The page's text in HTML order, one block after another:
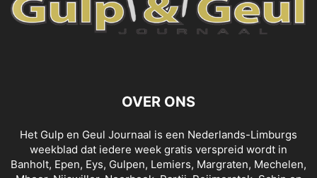
OVER ONS
Het Gulp en Geul Journaal is een Nederlands-Limburgs
weekblad dat iedere week gratis verspreid wordt in
Banholt, Epen, Eys, Gulpen, Lemiers, Margraten, Mechelen,